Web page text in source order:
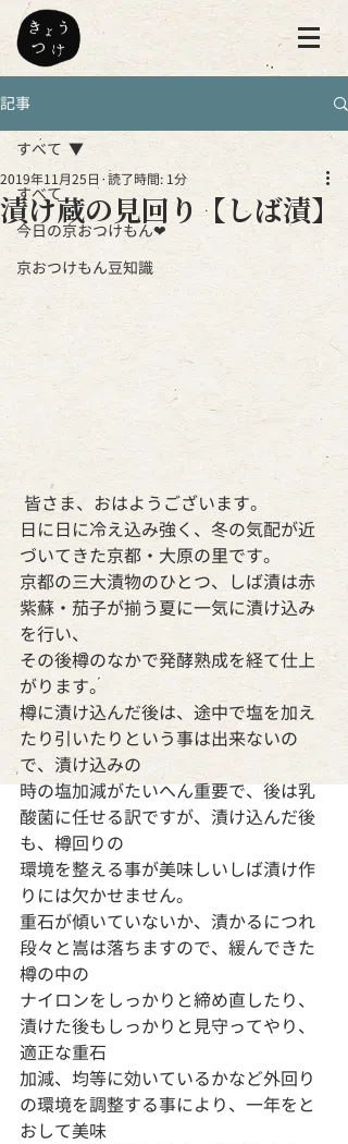
記事
すべて
今日の京おつけもん❤
京おつけもん豆知識
すべて
漬け蔵の見回り【しば漬】
2019年11月25日 読了時間: 1分
皆さま、おはようございます。
日に日に冷え込み強く、冬の気配が近
づいてきた京都・大原の里です。
京都の三大漬物のひとつ、しば漬は赤
紫蘇・茄子が揃う夏に一気に漬け込み
を行い、
その後樽のなかで発酵熟成を経て仕上
がります。
樽に漬け込んだ後は、途中で塩を加え
たり引いたりという事は出来ないの
で、漬け込みの
時の塩加減がたいへん重要で、後は乳
酸菌に任せる訳ですが、漬け込んだ後
も、樽回りの
環境を整える事が美味しいしば漬け作
りには欠かせません。
重石が傾いていないか、漬かるにつれ
段々と嵩は落ちますので、緩んできた
樽の中の
ナイロンをしっかりと締め直したり、
漬けた後もしっかりと見守ってやり、
適正な重石
加減、均等に効いているかなど外回り
の環境を調整する事により、一年をと
おして美味